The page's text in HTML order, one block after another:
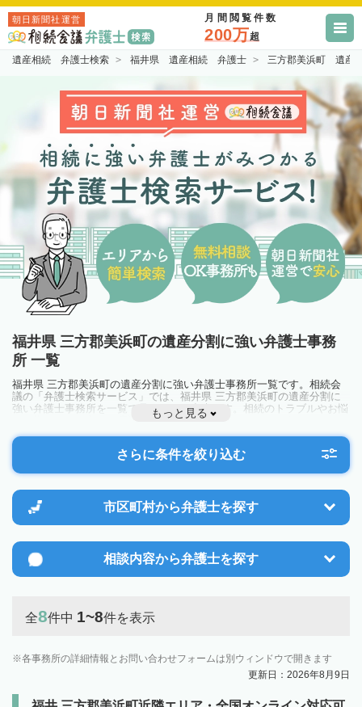
朝日新聞社運営 月間閲覧件数
200万超
遺産相続 弁護士検索 福井県 遺産相続 弁護士 三方郡美浜町 遺産
福井県 三方郡美浜町の遺産分割に強い弁護士事務
所 一覧
福井県 三方郡美浜町の遺産分割に強い弁護士事務所一覧です。相続会
議の「弁護士検索サービス」では、福井県 三方郡美浜町の遺産分割に
強い弁護士事務所を一覧で見ることが出来ます。相続のトラブルやお悩
みを抱えている方は一度近隣の弁護士に相談してみましょう。
もっと見る
さらに条件を絞り込む
市区町村から弁護士を探す
相談内容から弁護士を探す
全8件中 1~8件を表示
各事務所の詳細情報とお問い合わせフォームは別ウィンドウで開きます
更新日：2026年8月9日